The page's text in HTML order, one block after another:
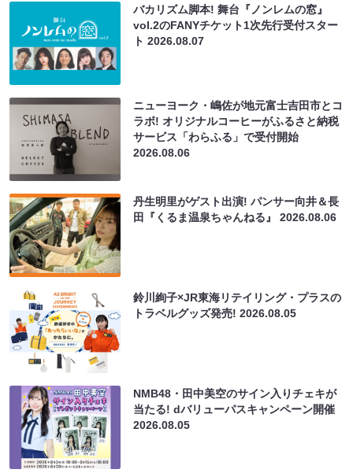
バカリズム脚本! 舞台『ノンレムの窓』
vol.2のFANYチケット1次先行受付スター
ト2026.08.07
ニューヨーク・嶋佐が地元富士吉田市とコ
ラボ! オリジナルコーヒーがふるさと納税
サービス「わらふる」で受付開始
2026.08.06
丹生明里がゲスト出演! パンサー向井＆長
田『くるま温泉ちゃんねる』2026.08.06
鈴川絢子×JR東海リテイリング・プラスの
トラベルグッズ発売!2026.08.05
NMB48・田中美空のサイン入りチェキが
当たる! dバリューパスキャンペーン開催
2026.08.05